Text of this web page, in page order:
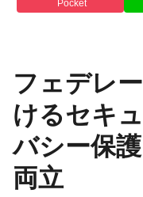
Pocket
フェデレ
けるセキ
バシー保
両立